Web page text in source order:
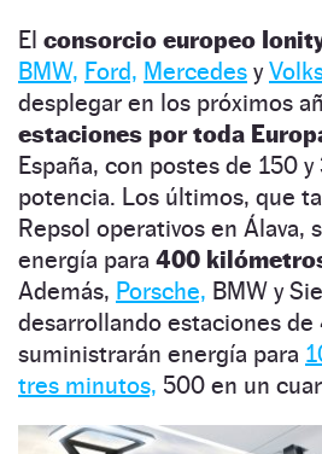
El consorcio europeo
BMW, Ford, Mercedes y
desplegar en los próximos
estaciones por toda
España, con postes de 150
potencia. Los últimos, que
Repsol operativos en Álava,
energía para 400
Además, Porsche, BMW y
desarrollando estaciones de
suministrarán energía para
tres minutos, 500 en un